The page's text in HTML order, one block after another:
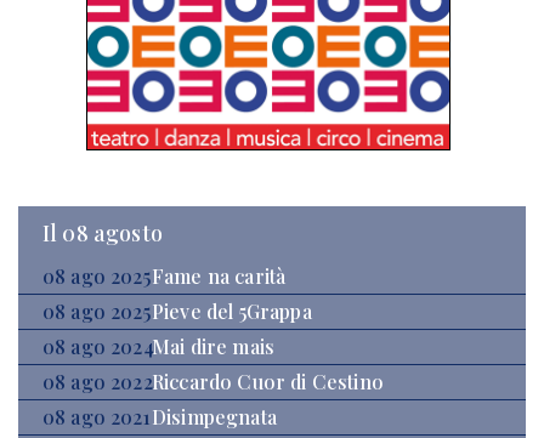
Il 08 agosto
08 ago 2025Fame na carità
08 ago 2025Pieve del 5Grappa
08 ago 2024Mai dire mais
08 ago 2022Riccardo Cuor di Cestino
08 ago 2021Disimpegnata